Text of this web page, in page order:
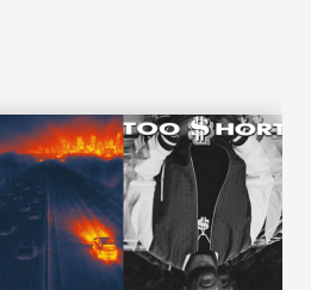
MORE ?